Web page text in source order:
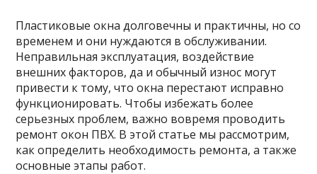
Пластиковые окна долговечны и практичны, но со
временем и они нуждаются в обслуживании.
Неправильная эксплуатация, воздействие
внешних факторов, да и обычный износ могут
привести к тому, что окна перестают исправно
функционировать. Чтобы избежать более
серьезных проблем, важно вовремя проводить
ремонт окон ПВХ. В этой статье мы рассмотрим,
как определить необходимость ремонта, а также
основные этапы работ.